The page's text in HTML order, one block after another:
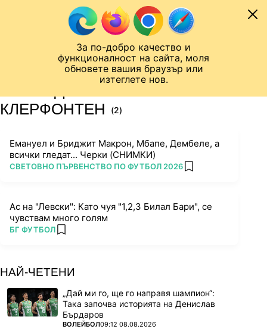
За по-добро качество и
функционалност на сайта, моля
обновете вашия браузър или
изтеглете нов.
Към съдържанието
Лига на Конференциите
КЛЕРФОНТЕН
(2)
Емануел и Бриджит Макрон, Мбапе, Дембеле, а
всички гледат... Черки (СНИМКИ)
ПОВЕЧЕ ОТ
СВЕТОВНО ПЪРВЕНСТВО ПО ФУТБОЛ 2026 add favorites
Ас на "Левски": Като чуя "1,2,3 Билал Бари", се
чувствам много голям
ПОВЕЧЕ ОТ
БГ ФУТБОЛ add favorites
НАЙ-ЧЕТЕНИ
„Дай ми го, ще го направя шампион“:
Така започва историята на Денислав
Бърдаров
ПОВЕЧЕ ОТ
ВОЛЕЙБОЛ09:12 08.08.2026